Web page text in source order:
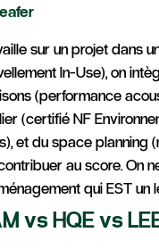
sur un projet dans
In-Use), on
(performance
(certifié NF
et du space planning
au score. On
qui EST un
vs HQE vs